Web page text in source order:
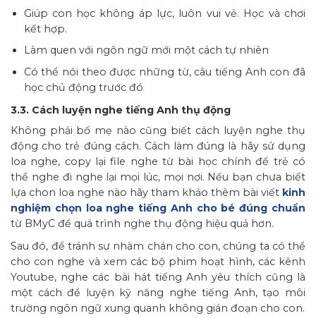
Giúp con học không áp lực, luôn vui vẻ. Học và chơi
kết hợp.
Làm quen với ngôn ngữ mới một cách tự nhiên
Có thể nói theo được những từ, câu tiếng Anh con đã
học chủ động trước đó
3.3. Cách luyện nghe tiếng Anh thụ động
Không phải bố mẹ nào cũng biết cách luyện nghe thụ
động cho trẻ đúng cách. Cách làm đúng là hãy sử dụng
loa nghe, copy lại file nghe từ bài học chính để trẻ có
thể nghe đi nghe lại mọi lúc, mọi nơi. Nếu bạn chưa biết
lựa chon loa nghe nào hãy tham khảo thêm bài viết kinh
nghiệm chọn loa nghe tiếng Anh cho bé đúng chuẩn
từ BMyC để quá trình nghe thụ động hiệu quả hơn.
Sau đó, để tránh sự nhàm chán cho con, chúng ta có thể
cho con nghe và xem các bộ phim hoạt hình, các kênh
Youtube, nghe các bài hát tiếng Anh yêu thích cũng là
một cách để luyện kỹ năng nghe tiếng Anh, tạo môi
trường ngôn ngữ xung quanh không gián đoạn cho con.